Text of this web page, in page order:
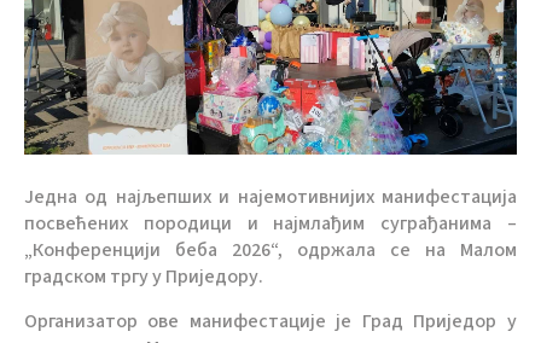
Једна од најљепших и најемотивнијих манифестација
посвећених породици и најмлађим суграђанима –
„Конференцији беба 2026“, одржала се на Малом
градском тргу у Приједору.
Организатор ове манифестације је Град Приједор у